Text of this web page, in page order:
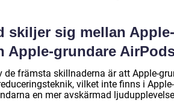
skiljer sig mellan
Apple-grundare
de främsta skillnaderna är att Apple-
vilket inte finns i
en mer avskärmad